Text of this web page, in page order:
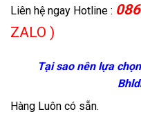
Liên hệ ngay Hotline :
ZALO )
Tại sao nên lựa
Hàng Luôn có sẵn.